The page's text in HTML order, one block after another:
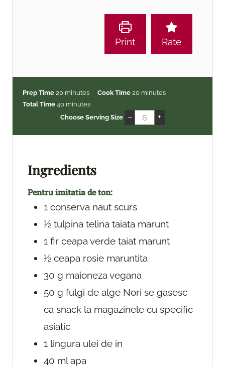
Print Rate
Prep Time 20m
i
n
minutes Cook Time 20m
n
u
minutes
Total Time 40m
i
s
minutes
Choose Serving Size
– +
Ingredients
Pentru imitatia de ton:
1 conserva naut scurs
½ tulpina telina taiata marunt
1 fir ceapa verde taiat marunt
½ ceapa rosie maruntita
30 g maioneza vegana
50 g fulgi de alge Nori se gasesc
ca snack la magazinele cu specific
asiatic
1 lingura ulei de in
40 ml apa